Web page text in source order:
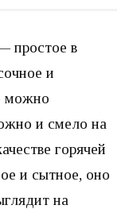
простое в
и
можно
и смело на
горячей
и сытное, оно
на